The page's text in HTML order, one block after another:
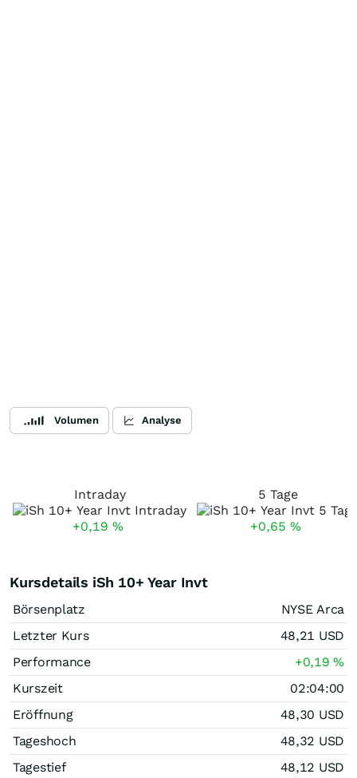
Volumen Analyse
Intraday
+0,19 %
5 Tage
+0,65 %
Kursdetails iSh 10+ Year Invt
Börsenplatz
NYSE Arca
Letzter Kurs
48,21 USD
Performance
+0,19%
Kurszeit
02:04:00
Eröffnung
48,30 USD
Tageshoch
48,32 USD
Tagestief
48,12 USD